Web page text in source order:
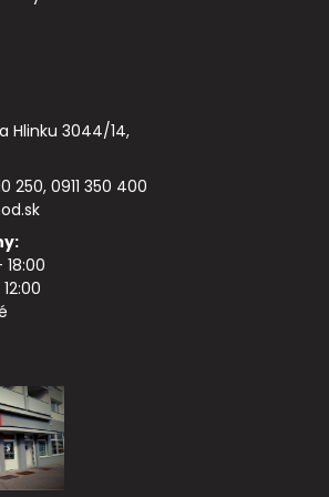
Hlinku 3044/14,
250, 0911 350 400
NAVIJAKOM
PLETENKY
A KARABÍNKY
KLIPY
ROVNÁTKA